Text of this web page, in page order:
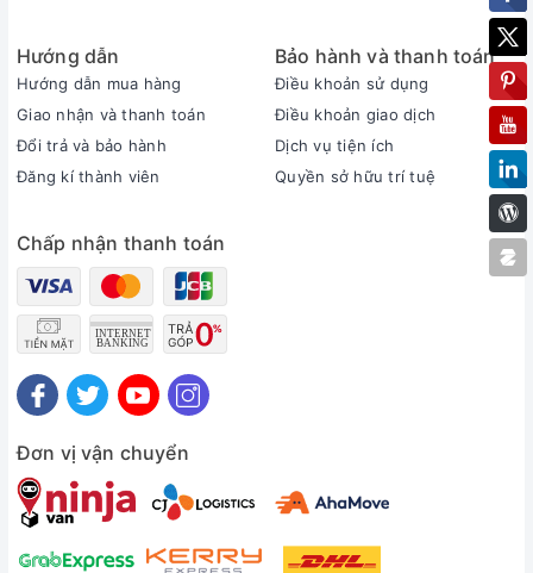
Hướng dẫn
Hướng dẫn mua hàng
Giao nhận và thanh toán
Đổi trả và bảo hành
Đăng kí thành viên
Bảo hành và thanh toán
Điều khoản sử dụng
Điều khoản giao dịch
Dịch vụ tiện ích
Quyền sở hữu trí tuệ
Chấp nhận thanh toán
Đơn vị vận chuyển